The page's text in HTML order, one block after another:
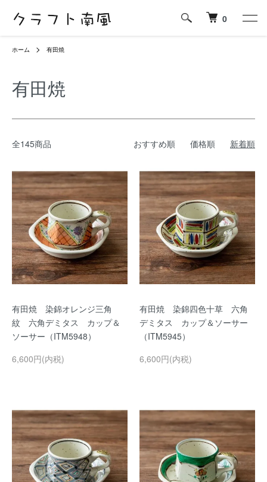
0
ホーム 有田焼
有田焼
全145商品 おすすめ順 価格順 新着順
有田焼 染錦オレンジ三角
紋 六角デミタス カップ＆
ソーサー（ITM5948）
6,600円(内税)
有田焼 染錦四色十草 六角
デミタス カップ＆ソーサー
（ITM5945）
6,600円(内税)